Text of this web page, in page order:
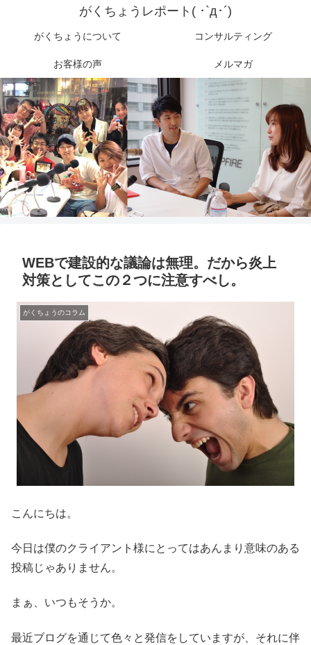
がくちょうレポート( ･`д･´)
がくちょうについて コンサルティング
お客様の声 メルマガ
WEBで建設的な議論は無理。だから炎上
対策としてこの２つに注意すべし。
がくちょうのコラム
こんにちは。
今日は僕のクライアント様にとってはあんまり意味のある
投稿じゃありません。
まぁ、いつもそうか。
最近ブログを通じて色々と発信をしていますが、それに伴